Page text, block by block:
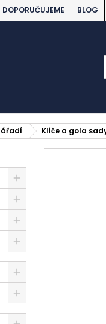
DOPORUČUJEME BLOG
Klíče a gola